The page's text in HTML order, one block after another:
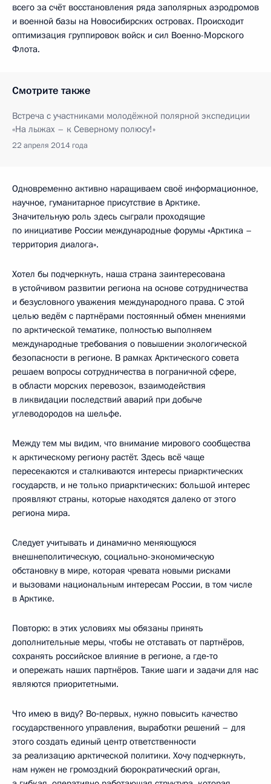
всего за счёт восстановления ряда заполярных аэродромов
и военной базы на Новосибирских островах. Происходит
оптимизация группировок войск и сил Военно-Морского
Флота.
Смотрите также
Встреча с участниками молодёжной полярной экспедиции
«На лыжах – к Северному полюсу!»
22 апреля 2014 года
Одновременно активно наращиваем своё информационное,
научное, гуманитарное присутствие в Арктике.
Значительную роль здесь сыграли проходящие
по инициативе России международные форумы «Арктика –
территория диалога».
Хотел бы подчеркнуть, наша страна заинтересована
в устойчивом развитии региона на основе сотрудничества
и безусловного уважения международного права. С этой
целью ведём с партнёрами постоянный обмен мнениями
по арктической тематике, полностью выполняем
международные требования о повышении экологической
безопасности в регионе. В рамках Арктического совета
решаем вопросы сотрудничества в пограничной сфере,
в области морских перевозок, взаимодействия
в ликвидации последствий аварий при добыче
углеводородов на шельфе.
Между тем мы видим, что внимание мирового сообщества
к арктическому региону растёт. Здесь всё чаще
пересекаются и сталкиваются интересы приарктических
государств, и не только приарктических: большой интерес
проявляют страны, которые находятся далеко от этого
региона мира.
Следует учитывать и динамично меняющуюся
внешнеполитическую, социально-экономическую
обстановку в мире, которая чревата новыми рисками
и вызовами национальным интересам России, в том числе
в Арктике.
Повторю: в этих условиях мы обязаны принять
дополнительные меры, чтобы не отставать от партнёров,
сохранять российское влияние в регионе, а где‑то
и опережать наших партнёров. Такие шаги и задачи для нас
являются приоритетными.
Что имею в виду? Во‑первых, нужно повысить качество
государственного управления, выработки решений – для
этого создать единый центр ответственности
за реализацию арктической политики. Хочу подчеркнуть,
нам нужен не громоздкий бюрократический орган,